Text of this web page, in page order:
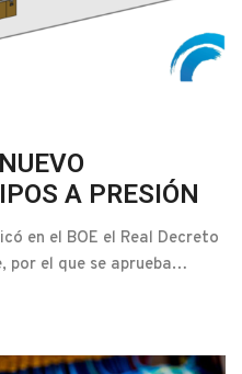
A PRESIÓN
en el BOE el Real Decreto
por el que se aprueba…